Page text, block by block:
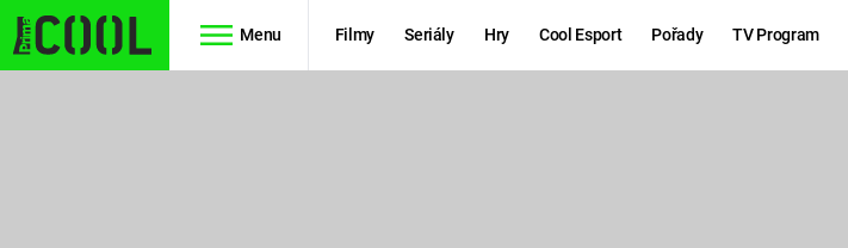
Menu Filmy Seriály Hry Cool Esport Pořady TV Program